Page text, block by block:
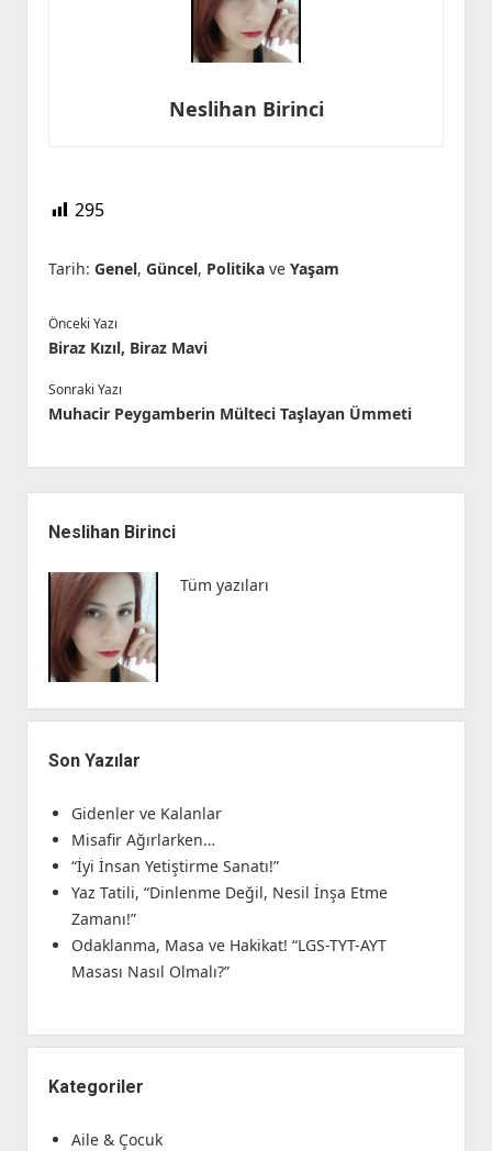
Neslihan Birinci
295
Tarih: Genel, Güncel, Politikave Yaşam
Önceki Yazı
Biraz Kızıl, Biraz Mavi
Sonraki Yazı
Muhacir Peygamberin Mülteci Taşlayan Ümmeti
MenüNeslihan Birinci
Tüm yazıları
Son Yazılar
Gidenler ve Kalanlar
Misafir Ağırlarken…
“İyi İnsan Yetiştirme Sanatı!”
Yaz Tatili, “Dinlenme Değil, Nesil İnşa Etme
Zamanı!”
Odaklanma, Masa ve Hakikat! “LGS-TYT-AYT
Masası Nasıl Olmalı?”
Kategoriler
Aile & Çocuk